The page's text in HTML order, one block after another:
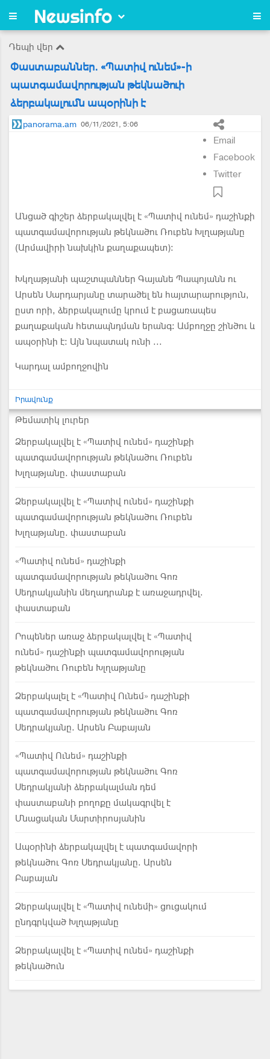
Դեպի վեր
Փաստաբաններ. «Պատիվ ունեմ»-ի
պատգամավորության թեկնածուի
ձերբակալումն ապօրինի է
panorama.am 06/11/2021, 5:06
Email
Facebook
Twitter
Անցած գիշեր ձերբակալվել է «Պատիվ ունեմ» դաշինքի
պատգամավորության թեկնածու Ռուբեն Խլղաթյանը
(Արմավիրի նախկին քաղաքապետ)։
Խկղաթյանի պաշտպաններ Գայանե Պապոյանն ու
Արսեն Սարդարյանը տարածել են հայտարարություն,
ըստ որի, ձերբակալումը կրում է բացառապես
քաղաքական հետապնդման երանգ։ Ամբողջը շինծու և
ապօրինի է։ Այն նպատակ ունի ...
Կարդալ ամբողջովին
Իրավունք
Թեմատիկ լուրեր
Ձերբակալվել է «Պատիվ ունեմ» դաշինքի
պատգամավորության թեկնածու Ռուբեն
Խլղաթյանը. փաստաբան
Ձերբակալվել է «Պատիվ ունեմ» դաշինքի
պատգամավորության թեկնածու Ռուբեն
Խլղաթյանը. փաստաբան
«Պատիվ ունեմ» դաշինքի
պատգամավորության թեկնածու Գոռ
Սեդրակյանին մեղադրանք է առաջադրվել.
փաստաբան
Րոպեներ առաջ ձերբակալվել է «Պատիվ
ունեմ» դաշինքի պատգամավորության
թեկնածու Ռուբեն Խլղաթյանը
Ձերբակալել է «Պատիվ Ունեմ» դաշինքի
պատգամավորության թեկնածու Գոռ
Սեդրակյանը. Արսեն Բաբայան
«Պատիվ Ունեմ» դաշինքի
պատգամավորության թեկնածու Գոռ
Սեդրակյանի ձերբակալման դեմ
փաստաբանի բողոքը մակագրվել է
Մնացական Մարտիրոսյանին
Ապօրինի ձերբակալվել է պատգամավորի
թեկնածու Գոռ Սեդրակյանը. Արսեն
Բաբայան
Ձերբակալվել է «Պատիվ ունեմի» ցուցակում
ընդգրկված Խլղաթյանը
Ձերբակալվել է «Պատիվ ունեմ» դաշինքի
թեկնածուն